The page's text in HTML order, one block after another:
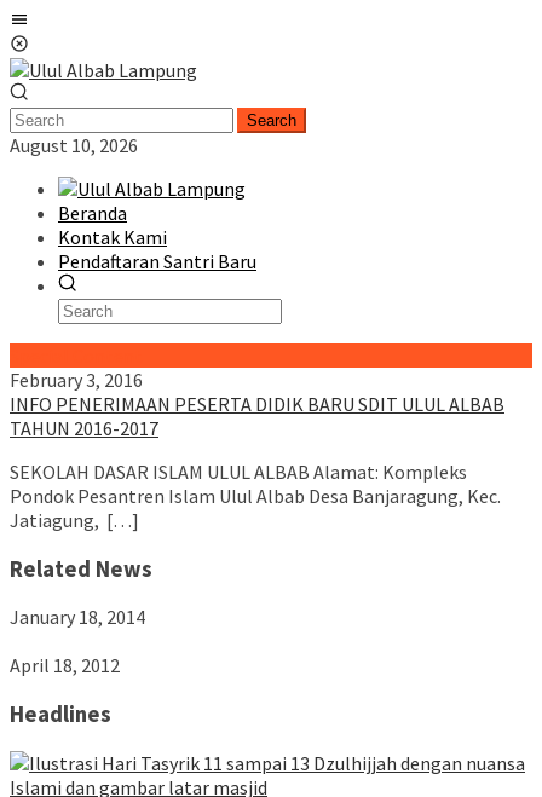
Skip
to
content
Search
August 10, 2026
Beranda
Kontak Kami
Pendaftaran Santri Baru
February 3, 2016
INFO PENERIMAAN PESERTA DIDIK BARU SDIT ULUL ALBAB
TAHUN 2016-2017
SEKOLAH DASAR ISLAM ULUL ALBAB Alamat: Kompleks
Pondok Pesantren Islam Ulul Albab Desa Banjaragung, Kec.
Jatiagung, […]
Related News
January 18, 2014
April 18, 2012
Headlines